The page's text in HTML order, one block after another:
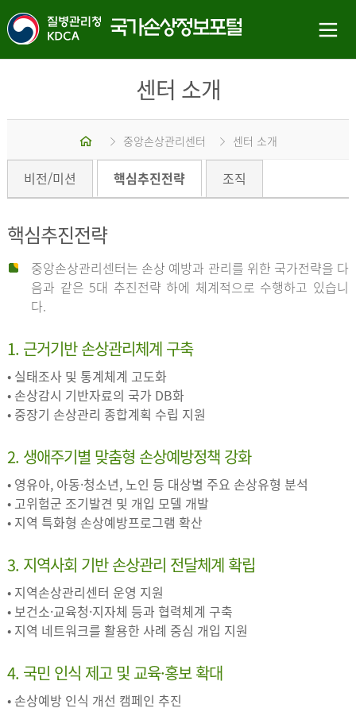
센터 소개
중앙손상관리센터 센터 소개
비전/미션 핵심추진전략 조직
핵심추진전략
중앙손상관리센터는 손상 예방과 관리를 위한 국가전략을 다
음과 같은 5대 추진전략 하에 체계적으로 수행하고 있습니
다.
1. 근거기반 손상관리체계 구축
• 실태조사 및 통계체계 고도화
• 손상감시 기반자료의 국가 DB화
• 중장기 손상관리 종합계획 수립 지원
2. 생애주기별 맞춤형 손상예방정책 강화
• 영유아, 아동·청소년, 노인 등 대상별 주요 손상유형 분석
• 고위험군 조기발견 및 개입 모델 개발
• 지역 특화형 손상예방프로그램 확산
3. 지역사회 기반 손상관리 전달체계 확립
• 지역손상관리센터 운영 지원
• 보건소·교육청·지자체 등과 협력체계 구축
• 지역 네트워크를 활용한 사례 중심 개입 지원
4. 국민 인식 제고 및 교육·홍보 확대
• 손상예방 인식 개선 캠페인 추진